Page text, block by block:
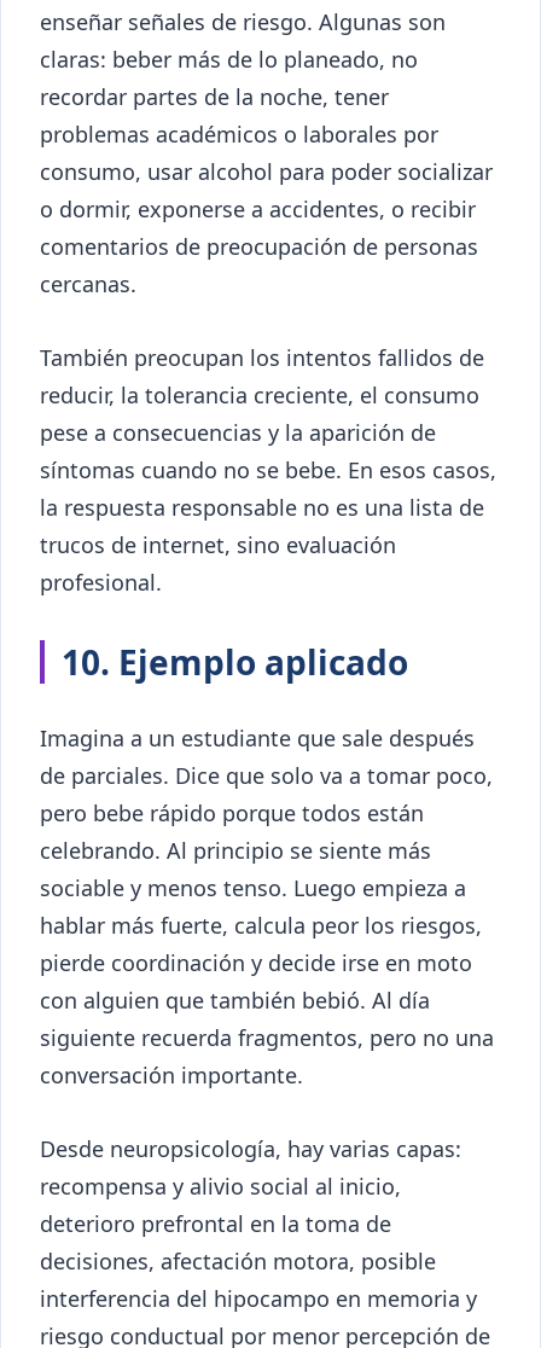
enseñar señales de riesgo. Algunas son
claras: beber más de lo planeado, no
recordar partes de la noche, tener
problemas académicos o laborales por
consumo, usar alcohol para poder socializar
o dormir, exponerse a accidentes, o recibir
comentarios de preocupación de personas
cercanas.
También preocupan los intentos fallidos de
reducir, la tolerancia creciente, el consumo
pese a consecuencias y la aparición de
síntomas cuando no se bebe. En esos casos,
la respuesta responsable no es una lista de
trucos de internet, sino evaluación
profesional.
10. Ejemplo aplicado
Imagina a un estudiante que sale después
de parciales. Dice que solo va a tomar poco,
pero bebe rápido porque todos están
celebrando. Al principio se siente más
sociable y menos tenso. Luego empieza a
hablar más fuerte, calcula peor los riesgos,
pierde coordinación y decide irse en moto
con alguien que también bebió. Al día
siguiente recuerda fragmentos, pero no una
conversación importante.
Desde neuropsicología, hay varias capas:
recompensa y alivio social al inicio,
deterioro prefrontal en la toma de
decisiones, afectación motora, posible
interferencia del hipocampo en memoria y
riesgo conductual por menor percepción de